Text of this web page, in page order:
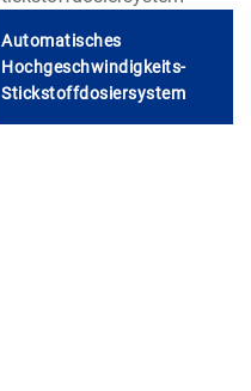
Automatisches
Hochgeschwindigkeits-
Stickstoffdosiersystem